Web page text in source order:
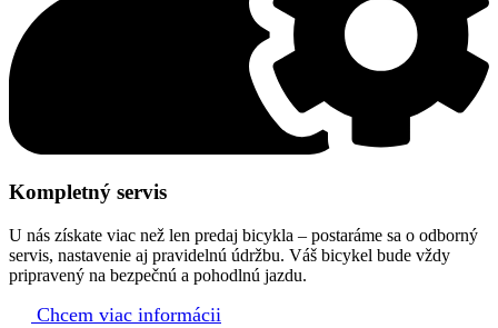
Kompletný servis
U nás získate viac než len predaj bicykla – postaráme sa o odborný
servis, nastavenie aj pravidelnú údržbu. Váš bicykel bude vždy
pripravený na bezpečnú a pohodlnú jazdu.
Chcem viac informácii